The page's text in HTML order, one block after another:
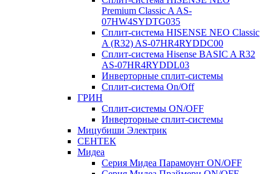
Premium Classic A AS-
07HW4SYDTG035
Сплит-система HISENSE NEO Classic
A (R32) AS-07HR4RYDDC00
Сплит-система Hisense BASIC A R32
AS-07HR4RYDDL03
Инверторные сплит-системы
Сплит-система On/Off
ГРИН
Сплит-системы ON/OFF
Инверторные сплит-системы
Мицубиши Электрик
СЕНТЕК
Мидеа
Серия Мидеа Парамоунт ON/OFF